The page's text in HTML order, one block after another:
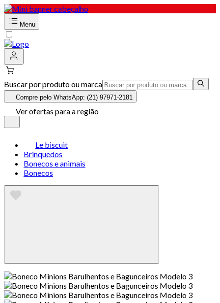
Menu
Buscar por produto ou marca
Compre pelo WhatsApp: (21) 97971-2181
Ver ofertas para a região
Le biscuit
Brinquedos
Bonecos e animais
Bonecos